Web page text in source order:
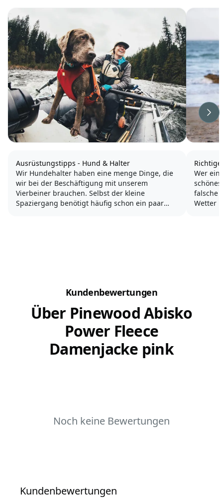
Ausrüstungstipps - Hund & Halter
Wir Hundehalter haben eine menge Dinge, die
wir bei der Beschäftigung mit unserem
Vierbeiner brauchen. Selbst der kleine
Spaziergang benötigt häufig schon ein paar
Wer
schönes oder
falsche
Wetter
Kundenbewertungen
Über Pinewood Abisko
Power Fleece
Damenjacke pink
Noch keine Bewertungen
Kundenbewertungen